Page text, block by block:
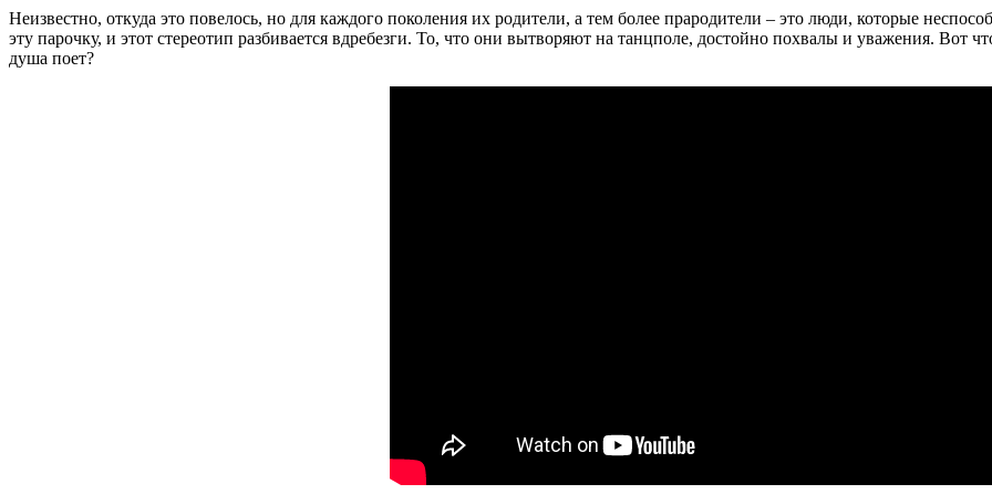
Неизвестно, откуда это повелось, но для каждого поколения их родители, а тем более прародители – это люди, которые
эту парочку, и этот стереотип разбивается вдребезги. То, что они вытворяют на танцполе, достойно похвалы и уважения. Вот
душа поет?